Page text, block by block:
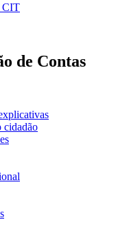
CIT
de Contas
cidadão